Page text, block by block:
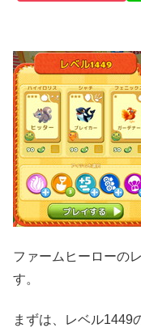
ファームヒーローの
す。
まずは、レベル1449